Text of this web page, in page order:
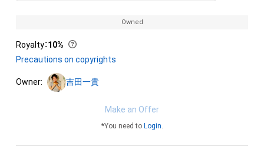
Owned
Royalty：10%
Precautions on copyrights
Owner: 吉田一貴
Make an Offer
*You need to Login.